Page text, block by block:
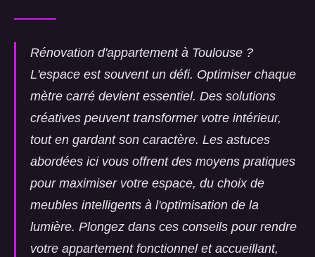
Rénovation d'appartement à Toulouse ?
L'espace est souvent un défi. Optimiser chaque
mètre carré devient essentiel. Des solutions
créatives peuvent transformer votre intérieur,
tout en gardant son caractère. Les astuces
abordées ici vous offrent des moyens pratiques
pour maximiser votre espace, du choix de
meubles intelligents à l'optimisation de la
lumière. Plongez dans ces conseils pour rendre
votre appartement fonctionnel et accueillant,